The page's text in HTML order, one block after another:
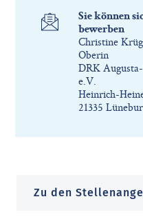
Sie können
bewerben
Christine
Oberin
DRK
e.V.
Heinrich-
21335
Zu den